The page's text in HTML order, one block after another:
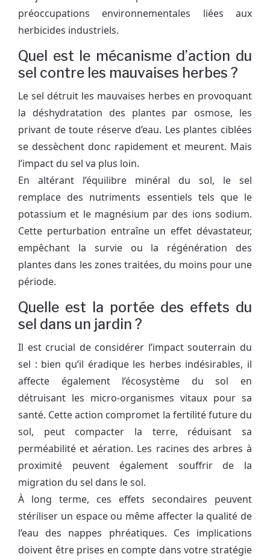
préoccupations environnementales liées aux
herbicides industriels.
Quel est le mécanisme d’action du
sel contre les mauvaises herbes ?
Le sel détruit les mauvaises herbes en provoquant
la déshydratation des plantes par osmose, les
privant de toute réserve d’eau. Les plantes ciblées
se dessèchent donc rapidement et meurent. Mais
l’impact du sel va plus loin.
En altérant l’équilibre minéral du sol, le sel
remplace des nutriments essentiels tels que le
potassium et le magnésium par des ions sodium.
Cette perturbation entraîne un effet dévastateur,
empêchant la survie ou la régénération des
plantes dans les zones traitées, du moins pour une
période.
Quelle est la portée des effets du
sel dans un jardin ?
Il est crucial de considérer l’impact souterrain du
sel : bien qu’il éradique les herbes indésirables, il
affecte également l’écosystème du sol en
détruisant les micro-organismes vitaux pour sa
santé. Cette action compromet la fertilité future du
sol, peut compacter la terre, réduisant sa
perméabilité et aération. Les racines des arbres à
proximité peuvent également souffrir de la
migration du sel dans le sol.
À long terme, ces effets secondaires peuvent
stériliser un espace ou même affecter la qualité de
l’eau des nappes phréatiques. Ces implications
doivent être prises en compte dans votre stratégie